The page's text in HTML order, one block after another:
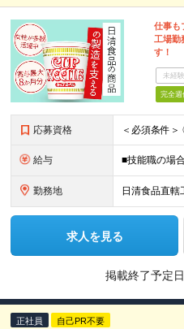
仕事も
工場勤
す！
未経
完全週
応募資格
給与
勤務地
求人を見る
掲載終了予定
正社員 自己PR不要